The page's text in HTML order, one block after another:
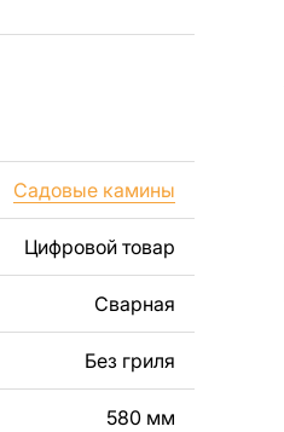
созданы с
что
изображение,
дизайн изделия.
изделия из
Садовые камины
Цифровой товар
Сварная
Без гриля
580 мм